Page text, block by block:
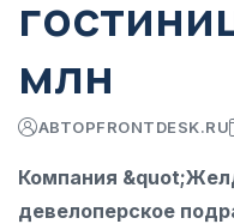
млн
АВТОРFRONTDESK.RU
Компания
девелоперское